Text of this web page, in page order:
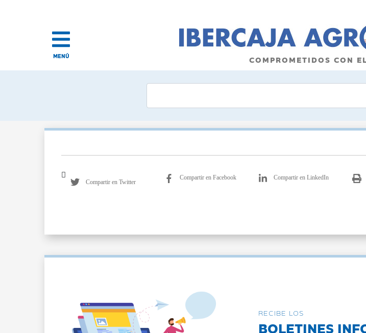
MENÚ COMPROMETIDOS CON
Compartir en Twitter
Compartir en Facebook Compartir en LinkedIn
RECIBE LOS
BOLETINES